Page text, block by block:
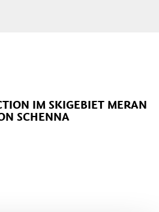
IM SKIGEBIET MERAN 2
SCHENNA